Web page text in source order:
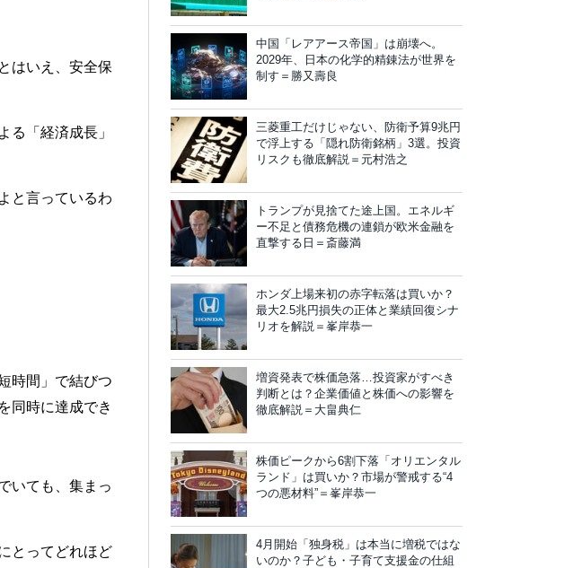
はいえ、安全保
る「経済成長」
と言っているわ
時間」で結びつ
同時に達成でき
いても、集まっ
とってどれほど
中国「レアアース帝国」は崩壊へ。
2029年、日本の化学的精錬法が世界を
制す＝勝又壽良
三菱重工だけじゃない、防衛予算9兆円
で浮上する「隠れ防衛銘柄」3選。投資
リスクも徹底解説＝元村浩之
トランプが見捨てた途上国。エネルギ
ー不足と債務危機の連鎖が欧米金融を
直撃する日＝斎藤満
ホンダ上場来初の赤字転落は買いか？
最大2.5兆円損失の正体と業績回復シナ
リオを解説＝峯岸恭一
増資発表で株価急落…投資家がすべき
判断とは？企業価値と株価への影響を
徹底解説＝大畠典仁
株価ピークから6割下落「オリエンタル
ランド」は買いか？市場が警戒する“4
つの悪材料”＝峯岸恭一
4月開始「独身税」は本当に増税ではな
いのか？子ども・子育て支援金の仕組